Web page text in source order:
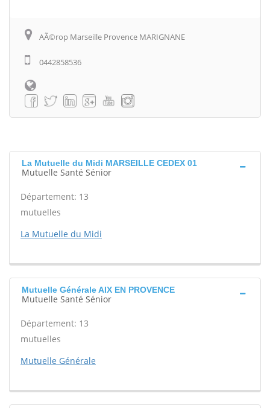
AÃ©rop Marseille Provence MARIGNANE
0442858536
La Mutuelle du Midi MARSEILLE CEDEX 01
Mutuelle Santé Sénior
Département: 13
mutuelles
La Mutuelle du Midi
Mutuelle Générale AIX EN PROVENCE
Mutuelle Santé Sénior
Département: 13
mutuelles
Mutuelle Générale